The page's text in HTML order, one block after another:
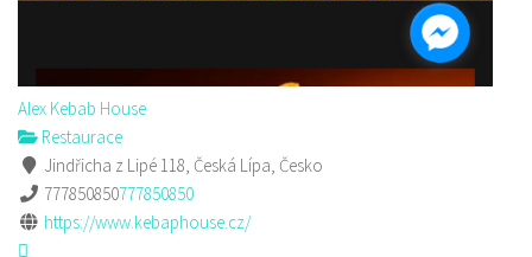
Alex Kebab House
Restaurace
Jindřicha z Lipé 118, Česká Lípa, Česko
777850850777850850
https://www.kebaphouse.cz/